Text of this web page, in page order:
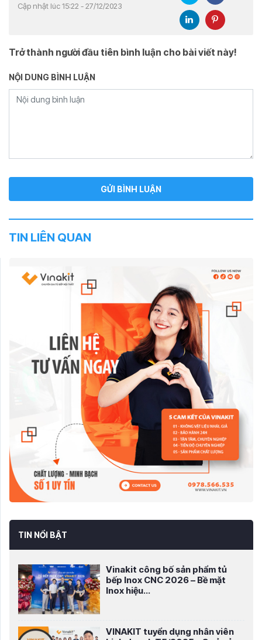
Cập nhật lúc 15:22 - 27/12/2023
Trở thành người đầu tiên bình luận cho bài viết này!
NỘI DUNG BÌNH LUẬN
TIN LIÊN QUAN
TIN NỔI BẬT
Vinakit công bố sản phẩm tủ
bếp Inox CNC 2026 – Bề mặt
Inox hiệu...
VINAKIT tuyển dụng nhân viên